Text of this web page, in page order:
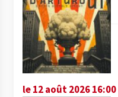
le 12 août 2026 16:00